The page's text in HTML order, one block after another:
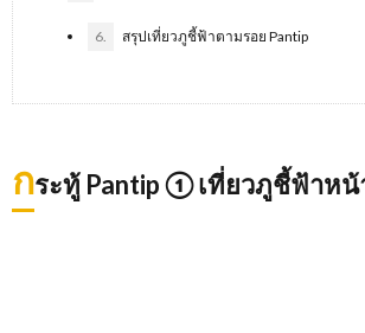
6. สรุปเที่ยวภูชี้ฟ้าตามรอย Pantip
กระทู้ Pantip ① เที่ยวภูชี้ฟ้าหน้